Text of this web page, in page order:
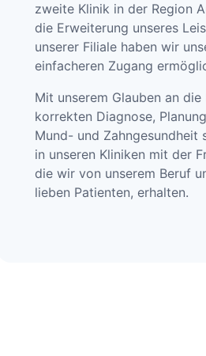
zweite Klinik in der Region
die Erweiterung unseres
unserer Filiale haben wir
einfacheren Zugang
Mit unserem Glauben an
korrekten Diagnose,
Mund- und Zahngesundheit
in unseren Kliniken mit der
die wir von unserem Beruf
lieben Patienten, erhalten.